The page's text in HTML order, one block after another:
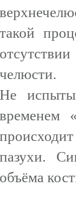
такой
челюсти.
Не
временем
пазухи.
объёма